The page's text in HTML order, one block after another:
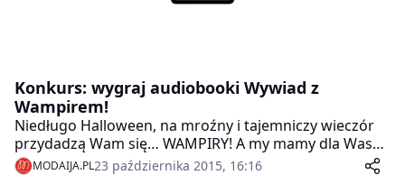
Konkurs: wygraj audiobooki Wywiad z
Wampirem!
Niedługo Halloween, na mroźny i tajemniczy wieczór
przydadzą Wam się… WAMPIRY! A my mamy dla Was…
Wywiad z Wampirem! Wspaniałe audiobooki!
MODAIJA.PL23 października 2015, 16:16